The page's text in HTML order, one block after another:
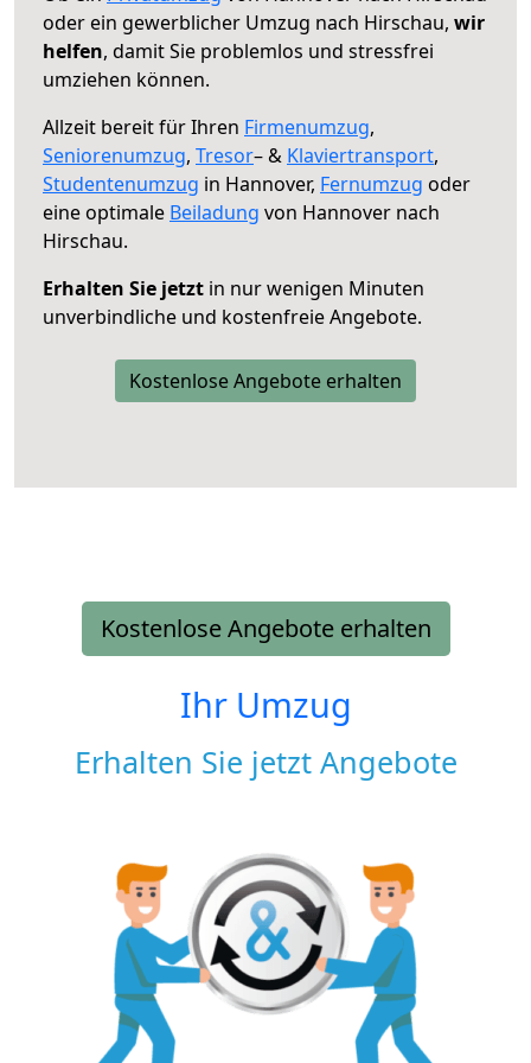
oder ein gewerblicher Umzug nach Hirschau, wir
helfen, damit Sie problemlos und stressfrei
umziehen können.
Allzeit bereit für Ihren Firmenumzug,
Seniorenumzug, Tresor– & Klaviertransport,
Studentenumzug in Hannover, Fernumzug oder
eine optimale Beiladung von Hannover nach
Hirschau.
Erhalten Sie jetzt in nur wenigen Minuten
unverbindliche und kostenfreie Angebote.
Kostenlose Angebote erhalten
Kostenlose Angebote erhalten
Ihr Umzug
Erhalten Sie jetzt Angebote